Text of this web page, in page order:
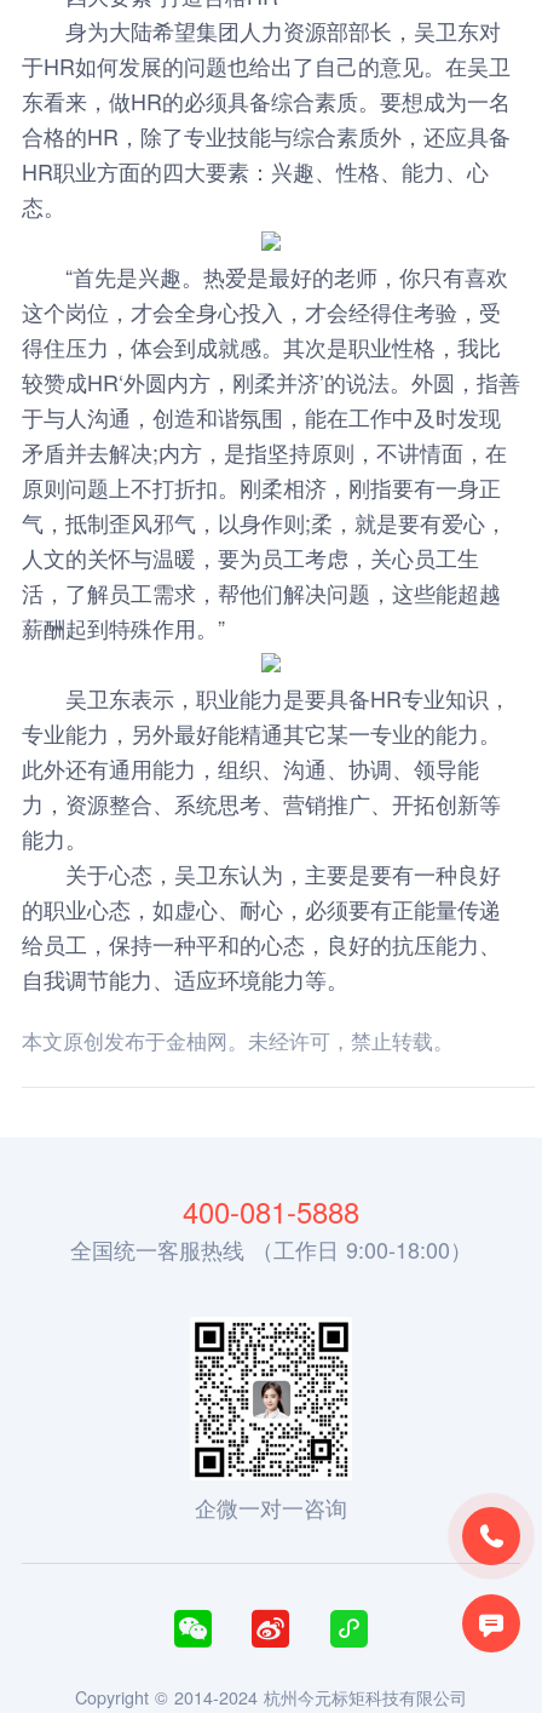
身为大陆希望集团人力资源部部长，吴卫东对
于HR如何发展的问题也给出了自己的意见。在吴卫
东看来，做HR的必须具备综合素质。要想成为一名
合格的HR，除了专业技能与综合素质外，还应具备
HR职业方面的四大要素：兴趣、性格、能力、心
态。
“首先是兴趣。热爱是最好的老师，你只有喜欢
这个岗位，才会全身心投入，才会经得住考验，受
得住压力，体会到成就感。其次是职业性格，我比
较赞成HR‘外圆内方，刚柔并济’的说法。外圆，指善
于与人沟通，创造和谐氛围，能在工作中及时发现
矛盾并去解决;内方，是指坚持原则，不讲情面，在
原则问题上不打折扣。刚柔相济，刚指要有一身正
气，抵制歪风邪气，以身作则;柔，就是要有爱心，
人文的关怀与温暖，要为员工考虑，关心员工生
活，了解员工需求，帮他们解决问题，这些能超越
薪酬起到特殊作用。”
吴卫东表示，职业能力是要具备HR专业知识，
专业能力，另外最好能精通其它某一专业的能力。
此外还有通用能力，组织、沟通、协调、领导能
力，资源整合、系统思考、营销推广、开拓创新等
能力。
关于心态，吴卫东认为，主要是要有一种良好
的职业心态，如虚心、耐心，必须要有正能量传递
给员工，保持一种平和的心态，良好的抗压能力、
自我调节能力、适应环境能力等。
本文原创发布于金柚网。未经许可，禁止转载。


400-081-5888
全国统一客服热线 （工作日 9:00-18:00）
企微一对一咨询
  
Copyright © 2014-2024 杭州今元标矩科技有限公司